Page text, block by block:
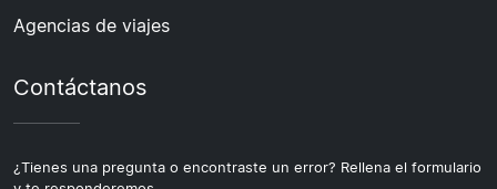
Agencias de viajes
Contáctanos
¿Tienes una pregunta o encontraste un error? Rellena el formulario